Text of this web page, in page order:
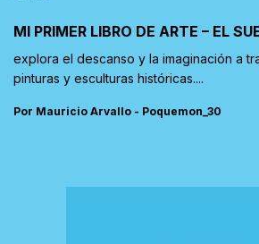
MI PRIMER LIBRO DE ARTE – EL
explora el descanso y la imaginación a
pinturas y esculturas históricas....
Por Mauricio Arvallo - Poquemon_30